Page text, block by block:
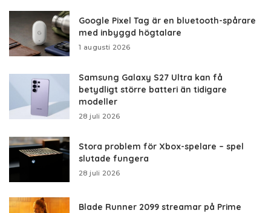
Google Pixel Tag är en bluetooth-spårare
med inbyggd högtalare
1 augusti 2026
Samsung Galaxy S27 Ultra kan få
betydligt större batteri än tidigare
modeller
28 juli 2026
Stora problem för Xbox-spelare – spel
slutade fungera
28 juli 2026
Blade Runner 2099 streamar på Prime